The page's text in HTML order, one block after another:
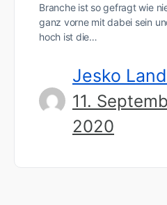
Branche ist so gefragt wie
ganz vorne mit dabei sein
hoch ist die…
Jesko
11.
2020